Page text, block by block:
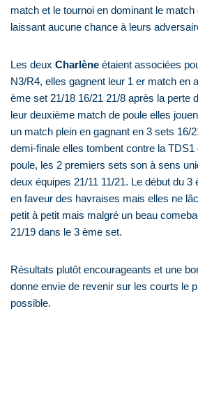
match et le tournoi en dominant le match
laissant aucune chance à leurs
Les deux Charlène étaient associées
N3/R4, elles gagnent leur 1 er match en
ème set 21/18 16/21 21/8 après la perte
leur deuxième match de poule elles
un match plein en gagnant en 3 sets 16/
demi-finale elles tombent contre la
poule, les 2 premiers sets son à sens
deux équipes 21/11 11/21. Le début du 3
en faveur des havraises mais elles ne
petit à petit mais malgré un beau
21/19 dans le 3 ème set.
Résultats plutôt encourageants et une
donne envie de revenir sur les courts le
possible.